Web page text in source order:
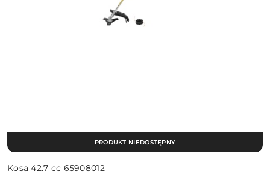
Kosa 42.7 cc 65908012
PRODUKT NIEDOSTĘPNY